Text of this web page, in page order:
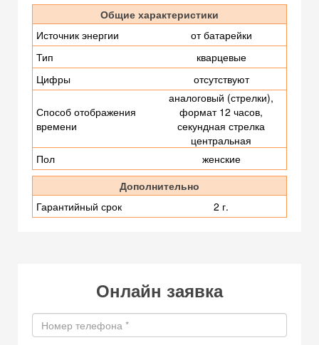
Общие характеристики
Источник энергии
от батарейки
Тип
кварцевые
Цифры
отсутствуют
Способ отображения
времени
аналоговый (стрелки),
формат 12 часов,
секундная стрелка
центральная
Пол
женские
Дополнительно
Гарантийный срок
2 г.
Онлайн заявка